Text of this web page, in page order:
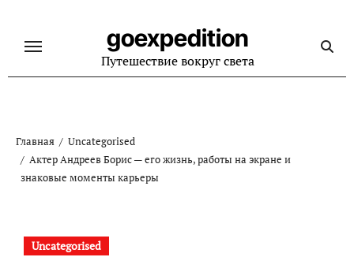
содержанию
goexpedition
Путешествие вокруг света
Главная
Uncategorised
Актер Андреев Борис — его жизнь, работы на экране и
знаковые моменты карьеры
Uncategorised